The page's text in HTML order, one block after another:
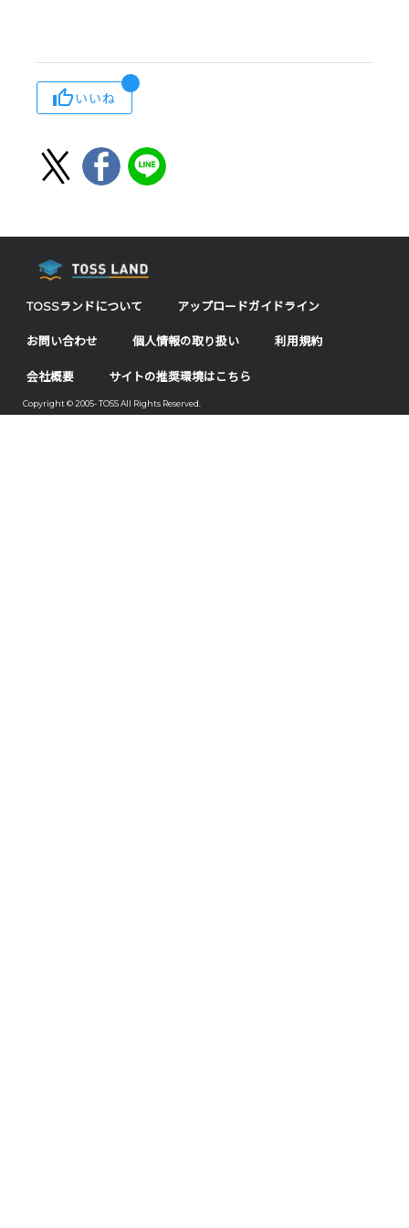
いいね
TOSSランドについて アップロードガイドライン
お問い合わせ 個人情報の取り扱い 利用規約
会社概要 サイトの推奨環境はこちら
Copyright © 2005- TOSS All Rights Reserved.